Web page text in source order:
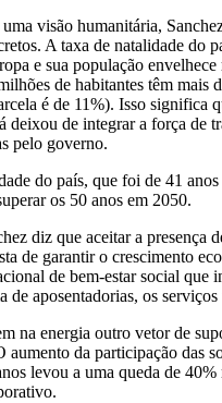
visão humanitária,
A taxa de natalidade do
e sua população
de habitantes têm mais
é de 11%). Isso significa
deixou de integrar a força de
pelo governo.
do país, que foi de 41
os 50 anos em 2050.
diz que aceitar a presença
de garantir o crescimento
de bem-estar social que
de aposentadorias, os
na energia outro vetor de
aumento da participação das
levou a uma queda de 40%